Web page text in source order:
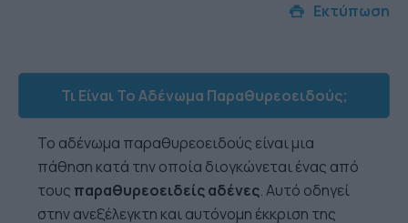
Εκτύπωση
Τι Είναι Το Αδένωμα Παραθυρεοειδούς;
Το αδένωμα παραθυρεοειδούς είναι μια
πάθηση κατά την οποία διογκώνεται ένας από
τους παραθυρεοειδείςαδένες. Αυτό οδηγεί
στην ανεξέλεγκτη και αυτόνομη έκκριση της